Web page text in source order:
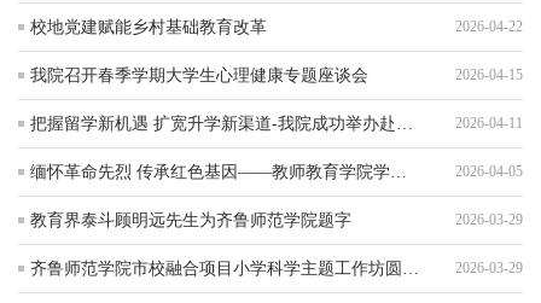
校地党建赋能乡村基础教育改革 2026-04-22
我院召开春季学期大学生心理健康专题座谈会 2026-04-15
把握留学新机遇 扩宽升学新渠道-我院成功举办赴韩留学专题宣讲会 2026-04-11
缅怀革命先烈 传承红色基因——教师教育学院学生党支部开展“党建带团建”清明扫墓主题活动 2026-04-05
教育界泰斗顾明远先生为齐鲁师范学院题字 2026-03-29
齐鲁师范学院市校融合项目小学科学主题工作坊圆满举办 2026-03-29